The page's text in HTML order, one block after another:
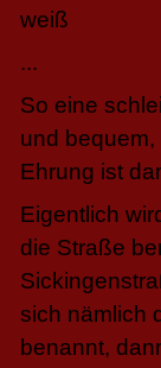
weiß
...
So eine
und
Ehrung ist
Eigentlich
die Straße
sich nämlich
benannt,